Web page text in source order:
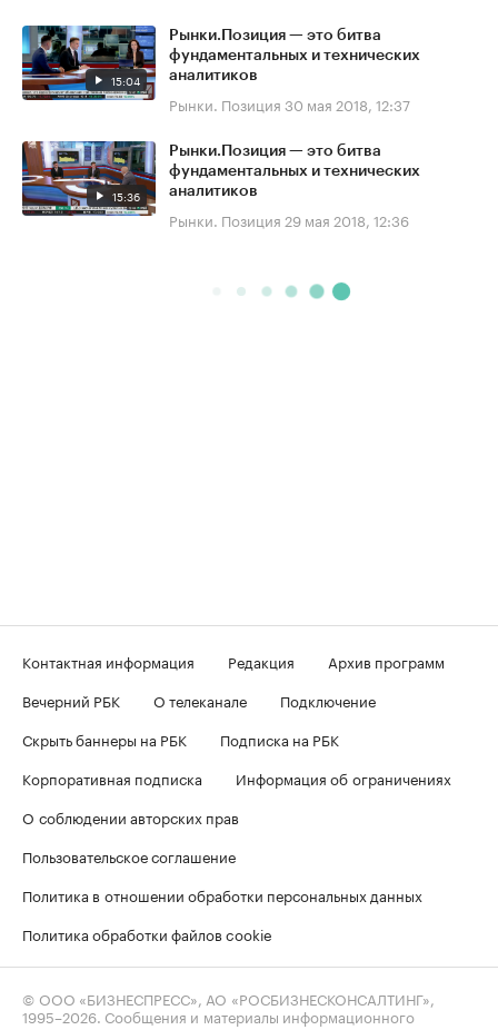
15:04
Рынки.Позиция — это битва
фундаментальных и технических
аналитиков
Рынки. Позиция 30 мая 2018, 12:37
15:36
Рынки.Позиция — это битва
фундаментальных и технических
аналитиков
Рынки. Позиция 29 мая 2018, 12:36
Контактная информация Редакция
Архив программ
Вечерний РБК
О телеканале
Подключение
Скрыть баннеры на РБК
Подписка на РБК
Корпоративная подписка
Информация об ограничениях
О соблюдении авторских прав
Пользовательское соглашение
Политика в отношении обработки персональных данных
Политика обработки файлов cookie
© ООО «БИЗНЕСПРЕСС», АО «РОСБИЗНЕСКОНСАЛТИНГ»,
1995–2026 . Сообщения и материалы информационного